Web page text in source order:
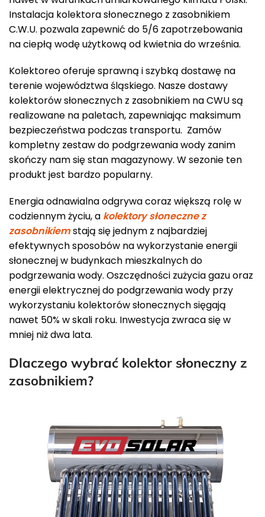
Instalacja kolektora słonecznego z zasobnikiem
C.W.U. pozwala zapewnić do 5/6 zapotrzebowania
na ciepłą wodę użytkową od kwietnia do września.
Kolektoreo oferuje sprawną i szybką dostawę na
terenie województwa śląskiego. Nasze dostawy
kolektorów słonecznych z zasobnikiem na CWU są
realizowane na paletach, zapewniając maksimum
bezpieczeństwa podczas transportu. Zamów
kompletny zestaw do podgrzewania wody zanim
skończy nam się stan magazynowy. W sezonie ten
produkt jest bardzo popularny.
Energia odnawialna odgrywa coraz większą rolę w
codziennym życiu, a kolektory słoneczne z
zasobnikiemstają się jednym z najbardziej
efektywnych sposobów na wykorzystanie energii
słonecznej w budynkach mieszkalnych do
podgrzewania wody. Oszczędności zużycia gazu oraz
energii elektrycznej do podgrzewania wody przy
wykorzystaniu kolektorów słonecznych sięgają
nawet 50% w skali roku. Inwestycja zwraca się w
mniej niż dwa lata.
Dlaczego wybrać kolektor słoneczny z
zasobnikiem?